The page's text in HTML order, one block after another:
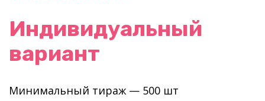
Индивидуальный
вариант
Минимальный тираж — 500 шт